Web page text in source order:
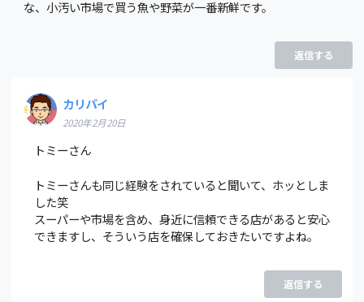
な、小汚い市場で買う魚や野菜が一番新鮮です。
返信する
カリパイ
2020年2月20日
トミーさん
トミーさんも同じ経験をされていると聞いて、ホッとしま
した笑
スーパーや市場を含め、身近に信頼できる店があると安心
できますし、そういう店を確保しておきたいですよね。
返信する